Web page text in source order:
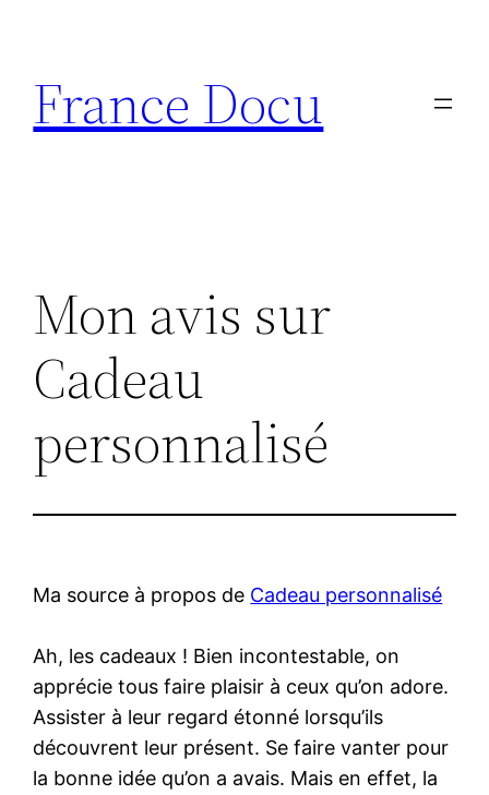
contenu
France Docu
Mon avis sur
Cadeau
personnalisé
Ma source à propos de Cadeau personnalisé
Ah, les cadeaux ! Bien incontestable, on
apprécie tous faire plaisir à ceux qu’on adore.
Assister à leur regard étonné lorsqu’ils
découvrent leur présent. Se faire vanter pour
la bonne idée qu’on a avais. Mais en effet, la